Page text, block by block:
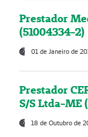
Prestador
(51004334-2)
01 de Janeiro de
Prestador
S/S Ltda-ME
18 de Outubro de